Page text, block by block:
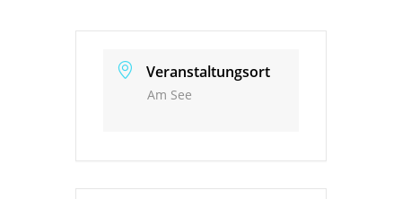
Veranstaltungsort
Am See